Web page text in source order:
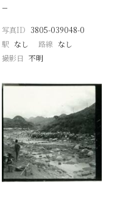
−
写真ID 3805-039048-0
駅 なし 路線 なし
撮影日 不明